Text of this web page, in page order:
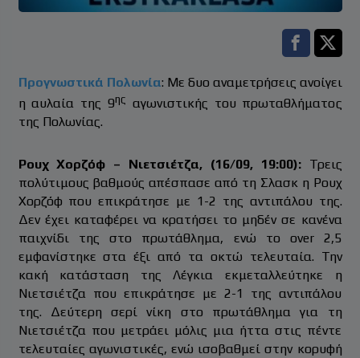
Facebook
Προγνωστικά Πολωνία: Με δυο αναμετρήσεις ανοίγει
η αυλαία της 9ης αγωνιστικής του πρωταθλήματος
της Πολωνίας.
Ρουχ Χορζόφ – Νιετσιέτζα, (16/09, 19:00):Τρεις
πολύτιμους βαθμούς απέσπασε από τη Σλασκ η Ρουχ
Χορζόφ που επικράτησε με 1-2 της αντιπάλου της.
Δεν έχει καταφέρει να κρατήσει το μηδέν σε κανένα
παιχνίδι της στο πρωτάθλημα, ενώ το over 2,5
εμφανίστηκε στα έξι από τα οκτώ τελευταία. Την
κακή κατάσταση της Λέγκια εκμεταλλεύτηκε η
Νιετσιέτζα που επικράτησε με 2-1 της αντιπάλου
της. Δεύτερη σερί νίκη στο πρωτάθλημα για τη
Νιετσιέτζα που μετράει μόλις μια ήττα στις πέντε
τελευταίες αγωνιστικές, ενώ ισοβαθμεί στην κορυφή